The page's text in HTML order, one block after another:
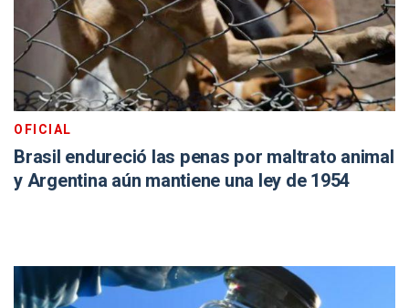
OFICIAL
Brasil endureció las penas por maltrato animal
y Argentina aún mantiene una ley de 1954